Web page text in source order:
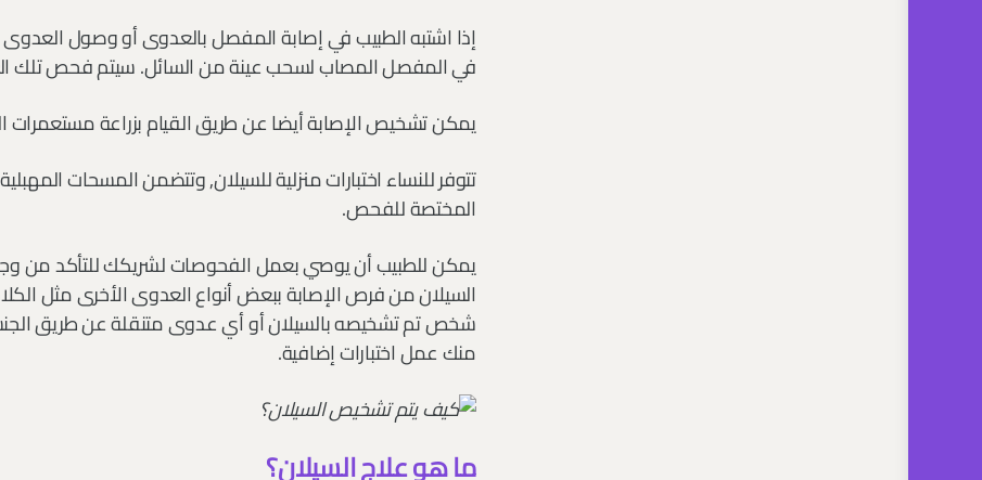
إذا اشتبه الطبيب في إصابة المفصل بالعدوى أو وصول العدوى
في المفصل المصاب لسحب عينة من السائل. سيتم فحص تلك
يمكن تشخيص الإصابة أيضا عن طريق القيام بزراعة مستعمرات
تتوفر للنساء اختبارات منزلية للسيلان, وتتضمن المسحات
المختصة للفحص.
يمكن للطبيب أن يوصي بعمل الفحوصات لشريكك للتأكد من
السيلان من فرص الإصابة ببعض أنواع العدوى الأخرى مثل
شخص تم تشخيصه بالسيلان أو أي عدوى متنقلة عن طريق
منك عمل اختبارات إضافية.
ما هو علاج السيلان؟